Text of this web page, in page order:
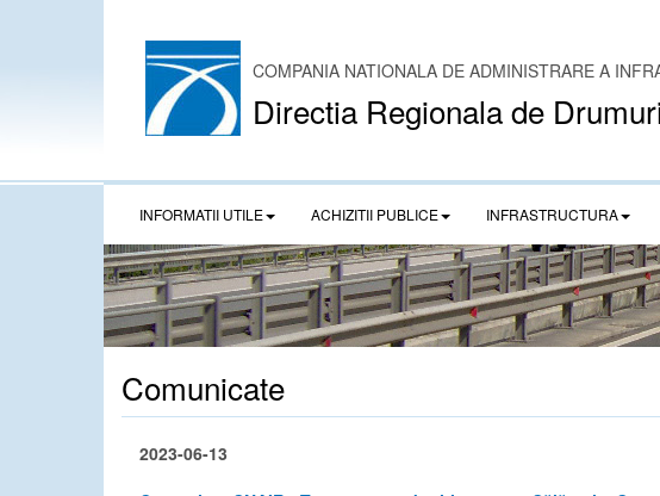
COMPANIA NATIONALA DE ADMINISTRARE A
Directia Regionala de
INFORMATII UTILE ACHIZITII PUBLICE INFRASTRUCTURA
Comunicate
2023-06-13